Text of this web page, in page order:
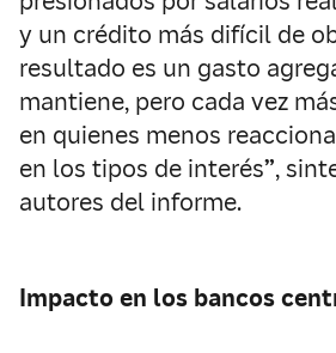
y un crédito más difícil de
resultado es un gasto
mantiene, pero cada vez
en quienes menos
en los tipos de interés”,
autores del informe.
Impacto en los bancos